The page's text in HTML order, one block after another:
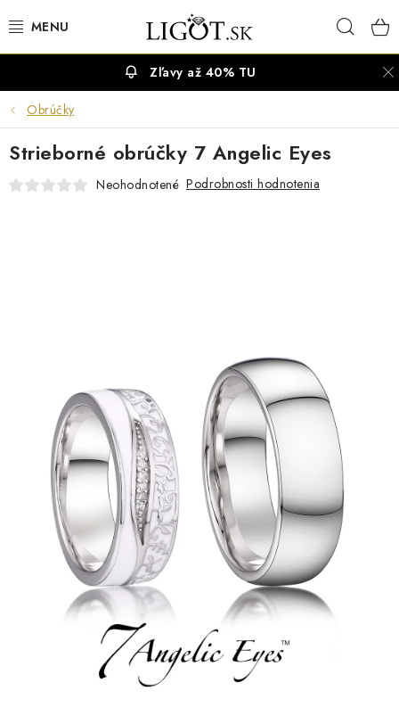
na
NÁUŠNICE
PRÍVESKY
SETY ŠPERKOV
ŠPERKY
Doprava a platba Vrátenie, výmena, reklamácia
Kontakt
Obchodné podmienky
Ochrana súkromia
Zľavy až 40% TU
Obrúčky
Strieborné obrúčky 7 Angelic Eyes
Neohodnotené Podrobnosti hodnotenia